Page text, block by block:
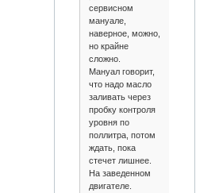
сервисном
мануале,
наверное, можно,
но крайне
сложно.
Мануал говорит,
что надо масло
заливать через
пробку контроля
уровня по
поллитра, потом
ждать, пока
стечет лишнее.
На заведенном
двигателе.